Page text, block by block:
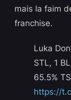
mais la faim
franchise.
Luka
STL, 1
65.5%
https://